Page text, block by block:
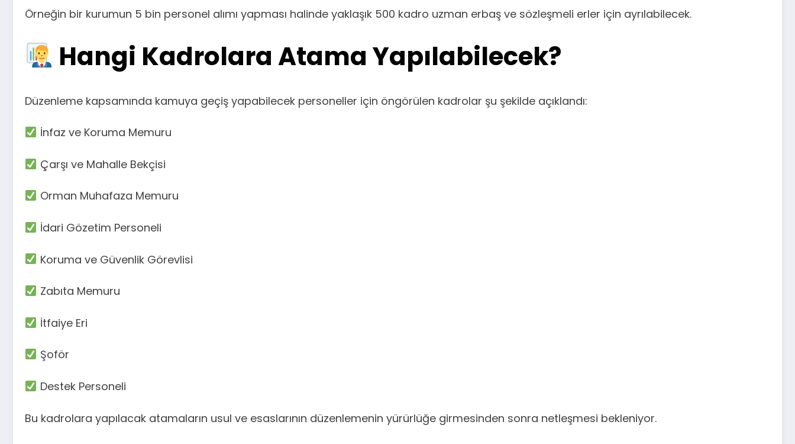
Örneğin bir kurumun 5 bin personel alımı yapması halinde yaklaşık 500 kadro uzman erbaş ve sözleşmeli erler için ayrılabilecek.
Hangi Kadrolara Atama Yapılabilecek?
Düzenleme kapsamında kamuya geçiş yapabilecek personeller için öngörülen kadrolar şu şekilde açıklandı:
İnfaz ve Koruma Memuru
Çarşı ve Mahalle Bekçisi
Orman Muhafaza Memuru
İdari Gözetim Personeli
Koruma ve Güvenlik Görevlisi
Zabıta Memuru
İtfaiye Eri
Şoför
Destek Personeli
Bu kadrolara yapılacak atamaların usul ve esaslarının düzenlemenin yürürlüğe girmesinden sonra netleşmesi bekleniyor.